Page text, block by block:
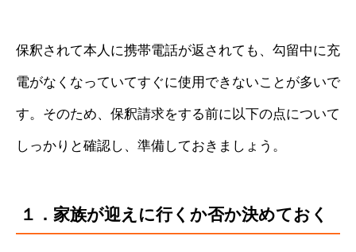
保釈されて本人に携帯電話が返されても、勾留中に充
電がなくなっていてすぐに使用できないことが多いで
す。そのため、保釈請求をする前に以下の点について
しっかりと確認し、準備しておきましょう。
１．家族が迎えに行くか否か決めておく